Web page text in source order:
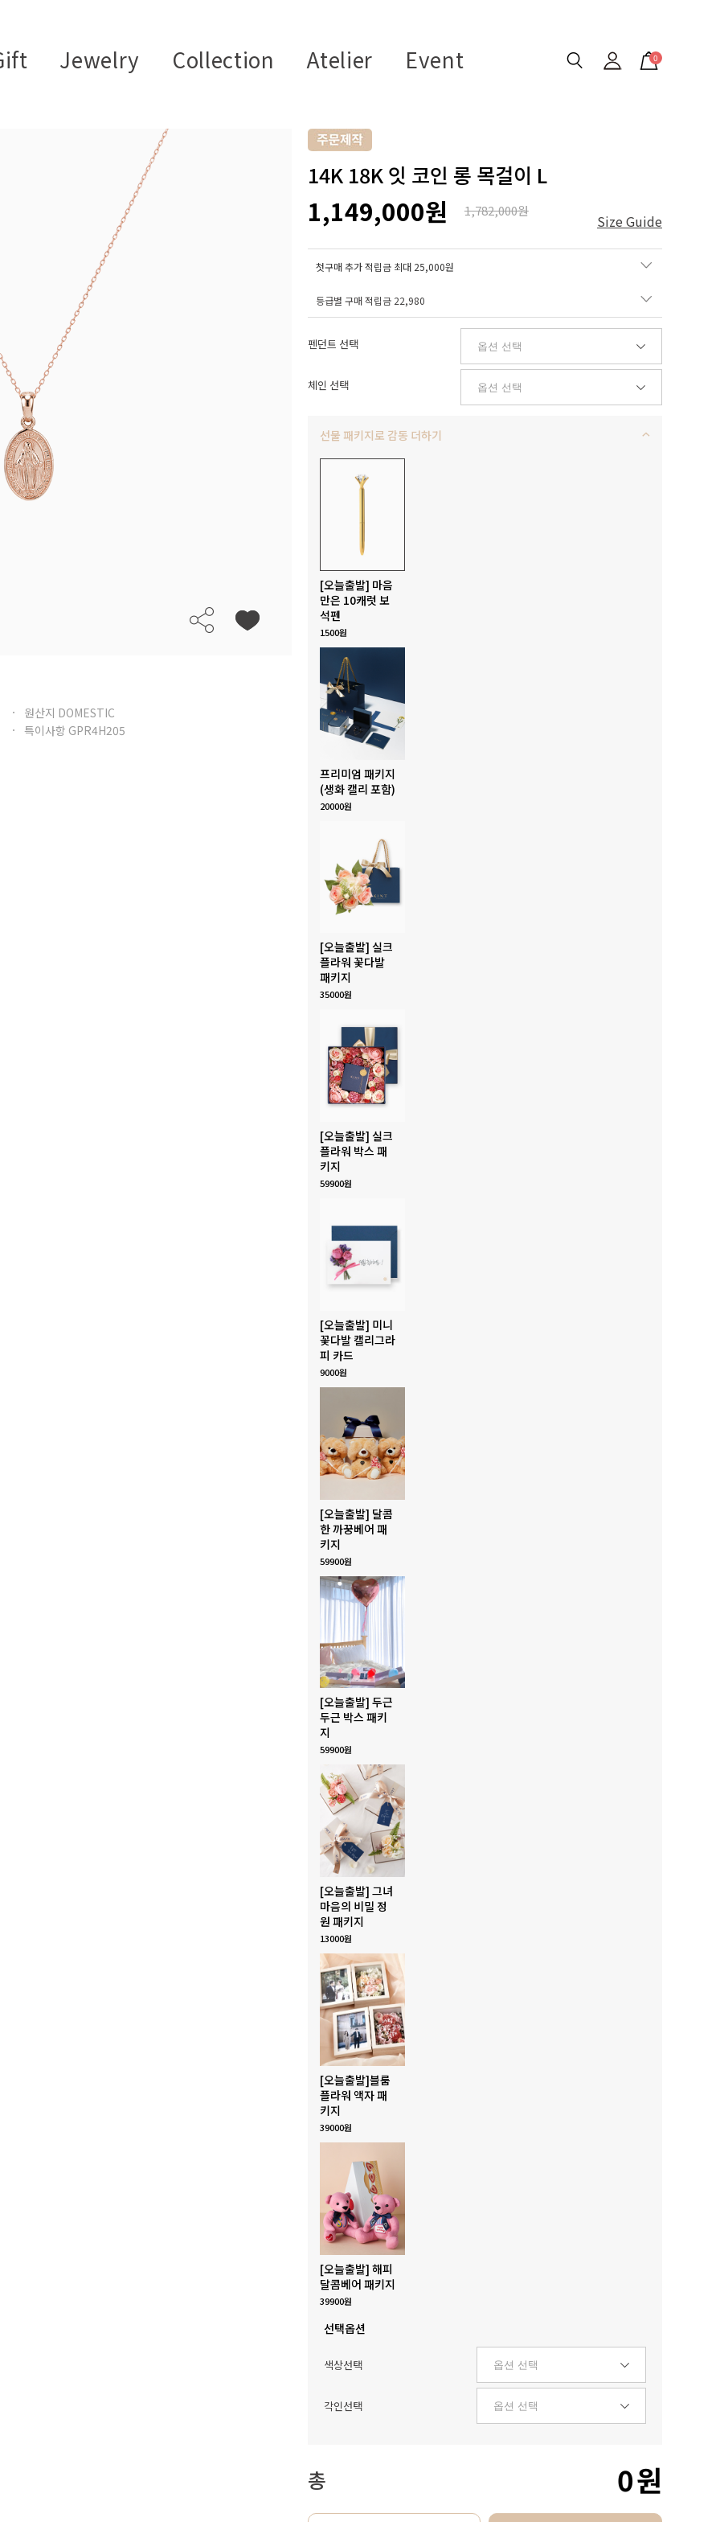
Jewelry Collection Atelier Event 0
원산지 DOMESTIC
특이사항 GPR4H205
14K 18K 잇 코인 롱 목걸이 L
1,149,000원 1,782,000원
Size Guide
첫구매 추가 적립금 최대 25,000원
등급별 구매 적립금 22,980
펜던트 선택
체인 선택
선물 패키지로 감동 더하기
[오늘출발] 마음
만은 10캐럿 보
석펜
1500원
프리미엄 패키지
(생화 캘리 포함)
20000원
[오늘출발] 실크
플라워 꽃다발
패키지
35000원
[오늘출발] 실크
플라워 박스 패
키지
59900원
[오늘출발] 미니
꽃다발 캘리그라
피 카드
9000원
[오늘출발] 달콤
한 까꿍베어 패
키지
59900원
[오늘출발] 두근
두근 박스 패키
지
59900원
[오늘출발] 그녀
마음의 비밀 정
원 패키지
13000원
[오늘출발]블룸
플라워 액자 패
키지
39000원
[오늘출발] 해피
달콤베어 패키지
39900원
선택옵션
색상선택
각인선택
총 0원